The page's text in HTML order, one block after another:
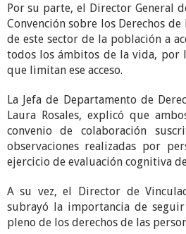
Por su parte, el Director General
Convención sobre los Derechos
de este sector de la población a
todos los ámbitos de la vida, por
que limitan ese acceso.
La Jefa de Departamento de
Laura Rosales, explicó que
convenio de colaboración
observaciones realizadas por
ejercicio de evaluación cognitiva
A su vez, el Director de
subrayó la importancia de
pleno de los derechos de las